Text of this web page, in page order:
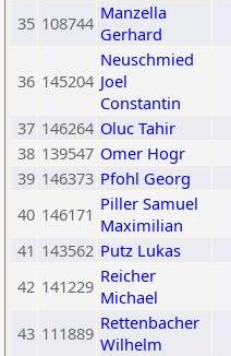
35 108744 Manzella
Gerhard
36 145204
Neuschmied
Joel
Constantin
37 146264 Oluc Tahir
38 139547 Omer Hogr
39 146373 Pfohl Georg
40 146171 Piller Samuel
Maximilian
41 143562 Putz Lukas
42 141229 Reicher
Michael
43 111889 Rettenbacher
Wilhelm